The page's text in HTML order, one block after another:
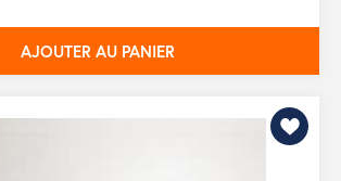
AJOUTER AU PANIER